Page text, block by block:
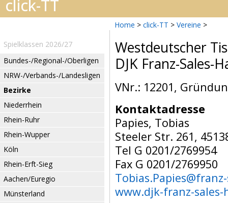
Home > click-TT > Vereine >
Spielklassen 2026/27
Bundes-/Regional-/Oberligen
NRW-/Verbands-/Landesligen
Bezirke
Niederrhein
Rhein-Ruhr
Rhein-Wupper
Köln
Rhein-Erft-Sieg
Aachen/Euregio
Münsterland
Westdeutscher
DJK Franz-Sales-
VNr.: 12201,
Kontaktadresse
Papies, Tobias
Steeler Str. 261,
Tel G 0201/2769954
Fax G 0201/2769950
www.djk-franz-sales-